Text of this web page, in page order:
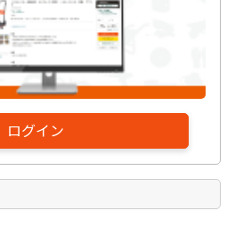
ログイン